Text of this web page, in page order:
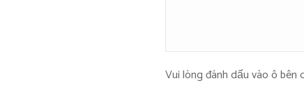
Vui lòng đánh dấu vào ô